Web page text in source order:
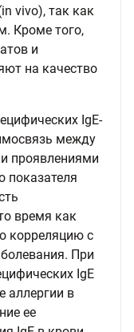
vivo), так как
Кроме того,
и
на качество
IgE-
между
проявлениями
показателя
время как
корреляцию с
При
IgE
аллергии в
ее